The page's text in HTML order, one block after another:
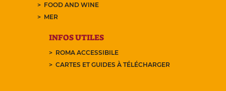
FOOD AND WINE
MER
INFOS UTILES
ROMA ACCESSIBILE
CARTES ET GUIDES À TÉLÉCHARGER